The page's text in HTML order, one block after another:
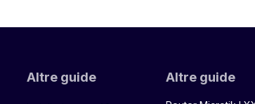
Altre guide Altre guide